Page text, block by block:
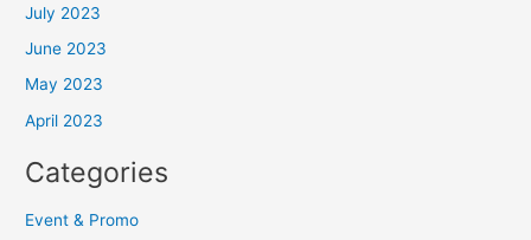
July 2023
June 2023
May 2023
April 2023
Categories
Event & Promo